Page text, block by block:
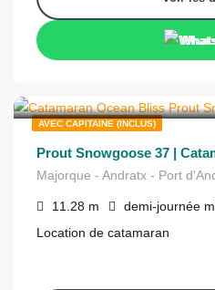
AVEC CAPITAINE (INCLUS)
Prout Snowgoose 37 |
Majorque - Andratx - Port
11.28 m demi-journée
Location de catamaran